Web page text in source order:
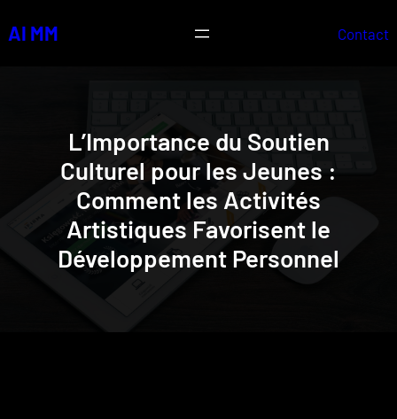
toAI MM Contact
L’Importance du Soutien
Culturel pour les Jeunes :
Comment les Activités
Artistiques Favorisent le
Développement Personnel